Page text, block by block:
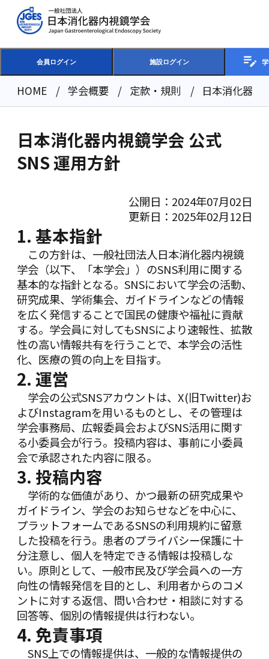
会員ログイン 施設ログイン
HOME 学会概要 定款・規則 日本消化器内
日本消化器内視鏡学会 公式
SNS 運用方針
公開日：2024年07月02日
更新日：2025年02月12日
1. 基本指針
この方針は、一般社団法人日本消化器内視鏡
学会（以下、「本学会」）のSNS利用に関する
基本的な指針となる。SNSにおいて学会の活動、
研究成果、学術集会、ガイドラインなどの情報
を広く発信することで国民の健康や福祉に貢献
する。学会員に対してもSNSにより速報性、拡散
性の高い情報共有を行うことで、本学会の活性
化、医療の質の向上を目指す。
2. 運営
学会の公式SNSアカウントは、X(旧Twitter)お
よびInstagramを用いるものとし、その管理は
学会事務局、広報委員会およびSNS活用に関す
る小委員会が行う。投稿内容は、事前に小委員
会で承認された内容に限る。
3. 投稿内容
学術的な価値があり、かつ最新の研究成果や
ガイドライン、学会のお知らせなどを中心に、
プラットフォームであるSNSの利用規約に留意
した投稿を行う。患者のプライバシー保護に十
分注意し、個人を特定できる情報は投稿しな
い。原則として、一般市民及び学会員への一方
向性の情報発信を目的とし、利用者からのコメ
ントに対する返信、問い合わせ・相談に対する
回答等、個別の情報提供は行わない。
4. 免責事項
SNS上での情報提供は、一般的な情報提供の